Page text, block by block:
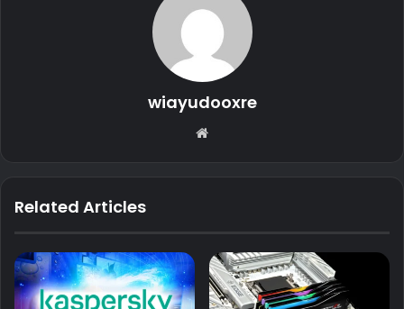
wiayudooxre
Related Articles